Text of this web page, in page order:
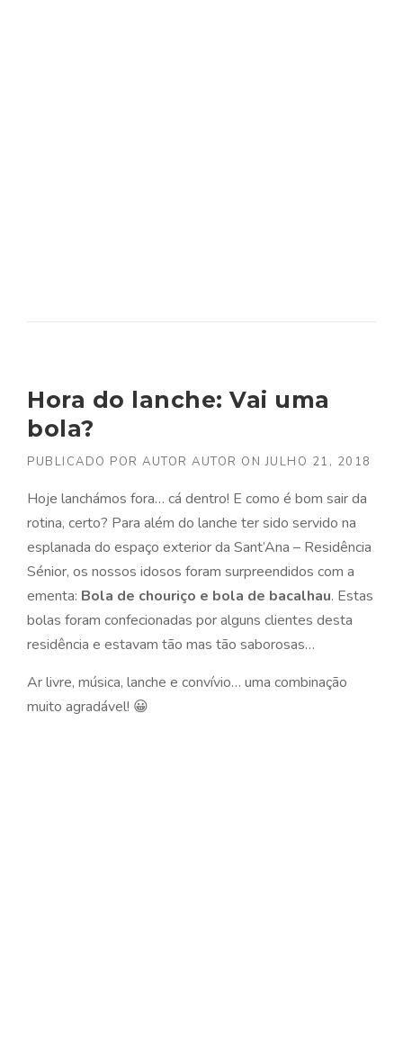
Hora do lanche: Vai uma
bola?
PUBLICADO POR AUTOR AUTOR ON JULHO 21, 2018
Hoje lanchámos fora… cá dentro! E como é bom sair da
rotina, certo? Para além do lanche ter sido servido na
esplanada do espaço exterior da Sant’Ana – Residência
Sénior, os nossos idosos foram surpreendidos com a
ementa: Bola de chouriço e bola de bacalhau. Estas
bolas foram confecionadas por alguns clientes desta
residência e estavam tão mas tão saborosas…
Ar livre, música, lanche e convívio… uma combinação
muito agradável! 😀